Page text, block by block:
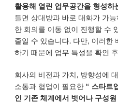
활용해 열린 업무공간을 형성하
들면 상대방과 바로 대화가 가능
한 회의를 이동 없이 진행할 수
줄일 수 있습니다. 다만, 이러한
하기 때문에 업무 특성을 확인
회사의 비전과 가치, 방향성에
소통과 협업이 필요한 “ 스타트
인 기존 체계에서 벗어나 구성